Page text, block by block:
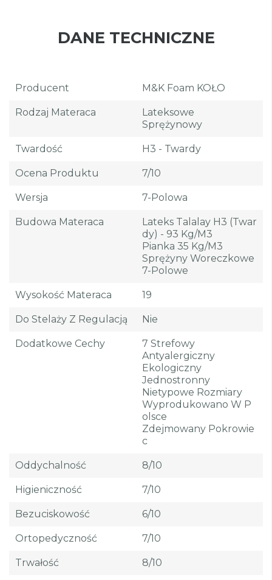
DANE TECHNICZNE
Producent M&K Foam KOŁO
Rodzaj Materaca
Lateksowe
Sprężynowy
Twardość H3 - Twardy
Ocena Produktu 7/10
Wersja 7-Polowa
Budowa Materaca
Lateks Talalay H3 (twar
Dy) - 93 Kg/m3
Pianka 35 Kg/m3
Sprężyny Woreczkowe
7-Polowe
Wysokość Materaca 19
Do Stelaży Z Regulacją Nie
Dodatkowe Cechy
7 Strefowy
Antyalergiczny
Ekologiczny
Jednostronny
Nietypowe Rozmiary
Wyprodukowano W P
Olsce
Zdejmowany Pokrowie
C
Oddychalność 8/10
Higieniczność 7/10
Bezuciskowość 6/10
Ortopedyczność 7/10
Trwałość 8/10